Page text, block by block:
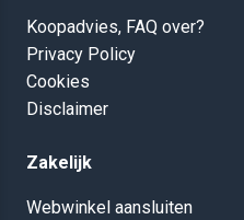
Koopadvies, FAQ over?
Privacy Policy
Cookies
Disclaimer
Zakelijk
Webwinkel aansluiten